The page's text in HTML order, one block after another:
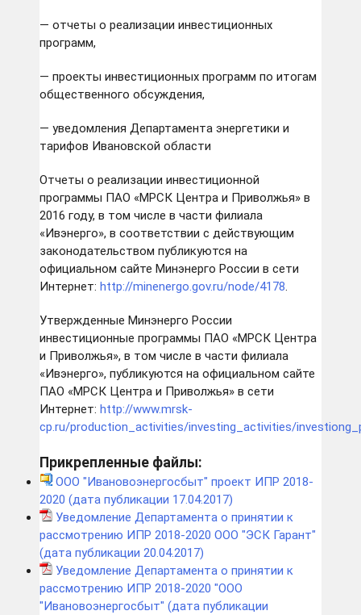
— отчеты о реализации инвестиционных
программ,
— проекты инвестиционных программ по итогам
общественного обсуждения,
— уведомления Департамента энергетики и
тарифов Ивановской области
Отчеты о реализации инвестиционной
программы ПАО «МРСК Центра и Приволжья» в
2016 году, в том числе в части филиала
«Ивэнерго», в соответствии с действующим
законодательством публикуются на
официальном сайте Минэнерго России в сети
Интернет: http://minenergo.gov.ru/node/4178.
Утвержденные Минэнерго России
инвестиционные программы ПАО «МРСК Центра
и Приволжья», в том числе в части филиала
«Ивэнерго», публикуются на официальном сайте
ПАО «МРСК Центра и Приволжья» в сети
Интернет: http://www.mrsk-
cp.ru/production_activities/investing_activities/
Прикрепленные файлы:
ООО "Ивановоэнергосбыт" проект ИПР 2018-
2020 (дата публикации 17.04.2017)
Уведомление Департамента о принятии к
рассмотрению ИПР 2018-2020 ООО "ЭСК Гарант"
(дата публикации 20.04.2017)
Уведомление Департамента о принятии к
рассмотрению ИПР 2018-2020 "ООО
"Ивановоэнергосбыт" (дата публикации